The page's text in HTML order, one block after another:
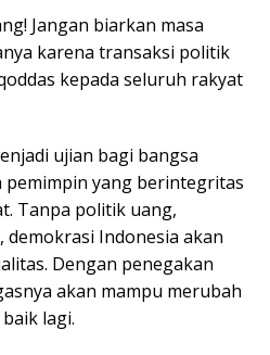
Jangan biarkan masa
karena transaksi politik
kepada seluruh rakyat
ujian bagi bangsa
yang berintegritas
Tanpa politik uang,
demokrasi Indonesia akan
Dengan penegakan
akan mampu merubah
lagi.